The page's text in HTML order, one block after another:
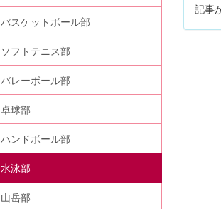
記事
バスケットボール部
ソフトテニス部
バレーボール部
卓球部
ハンドボール部
水泳部
山岳部